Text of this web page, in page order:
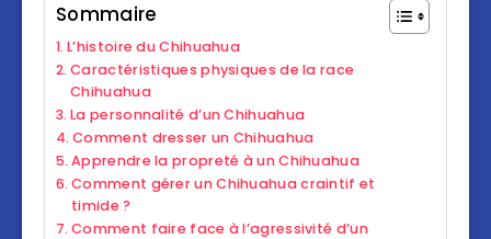
Sommaire
L’histoire du Chihuahua
Caractéristiques physiques de la race
Chihuahua
La personnalité d’un Chihuahua
Comment dresser un Chihuahua
Apprendre la propreté à un Chihuahua
Comment gérer un Chihuahua craintif et
timide ?
Comment faire face à l’agressivité d’un